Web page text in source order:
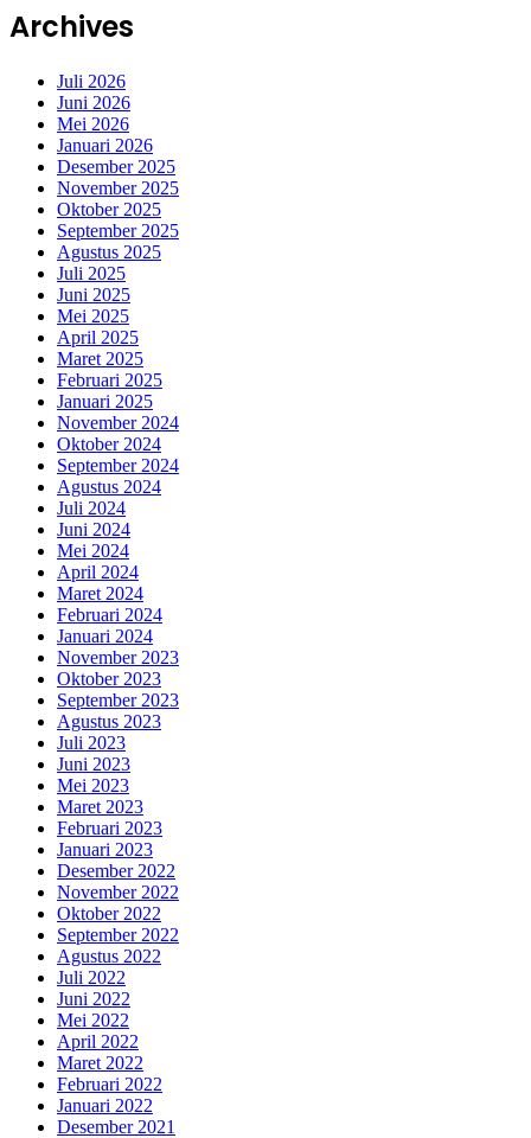
Archives
Juli 2026
Juni 2026
Mei 2026
Januari 2026
Desember 2025
November 2025
Oktober 2025
September 2025
Agustus 2025
Juli 2025
Juni 2025
Mei 2025
April 2025
Maret 2025
Februari 2025
Januari 2025
November 2024
Oktober 2024
September 2024
Agustus 2024
Juli 2024
Juni 2024
Mei 2024
April 2024
Maret 2024
Februari 2024
Januari 2024
November 2023
Oktober 2023
September 2023
Agustus 2023
Juli 2023
Juni 2023
Mei 2023
Maret 2023
Februari 2023
Januari 2023
Desember 2022
November 2022
Oktober 2022
September 2022
Agustus 2022
Juli 2022
Juni 2022
Mei 2022
April 2022
Maret 2022
Februari 2022
Januari 2022
Desember 2021